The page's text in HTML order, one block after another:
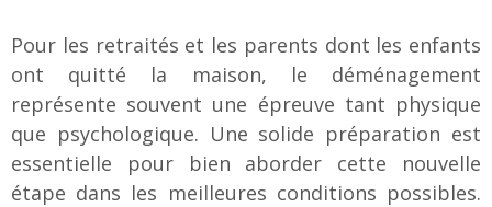
Pour les retraités et les parents dont les enfants
ont quitté la maison, le déménagement
représente souvent une épreuve tant physique
que psychologique. Une solide préparation est
essentielle pour bien aborder cette nouvelle
étape dans les meilleures conditions possibles.